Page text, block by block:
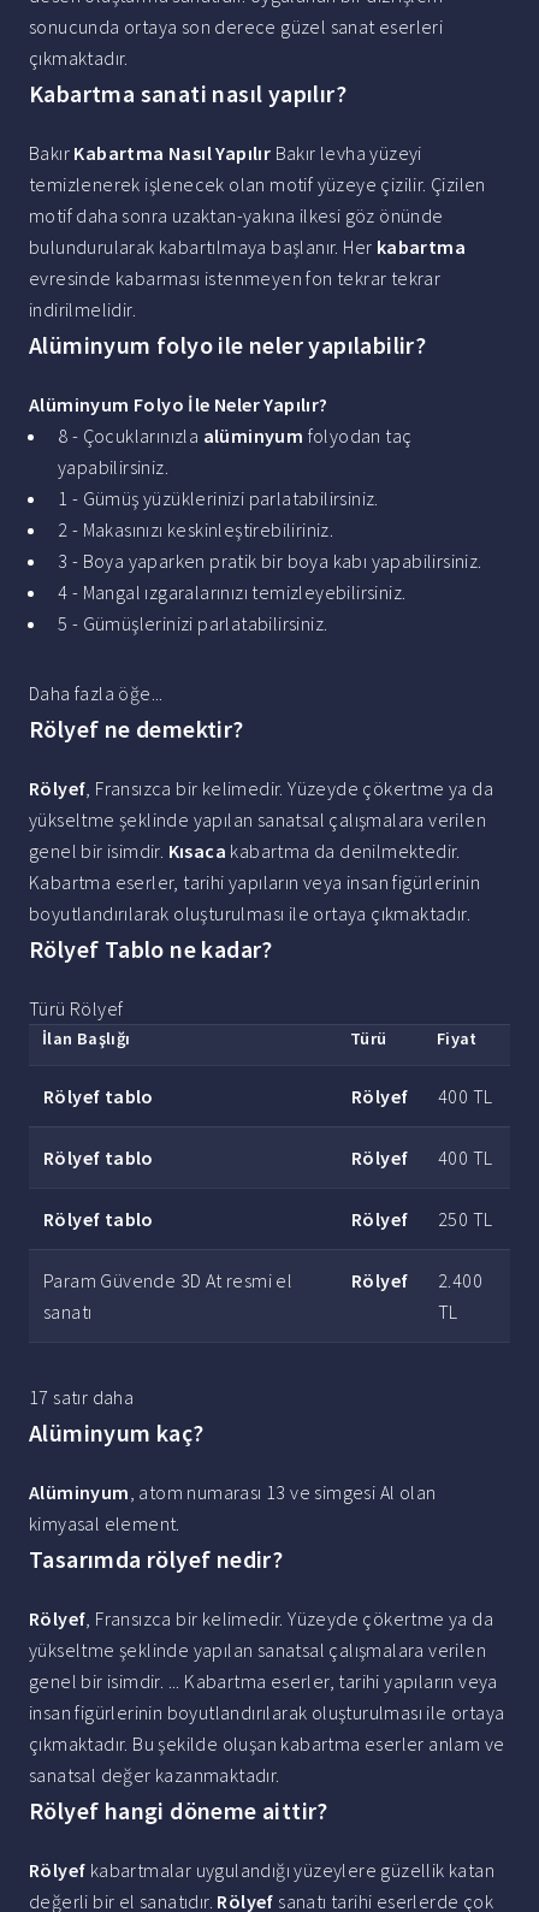
sonucunda ortaya son derece güzel sanat eserleri
çıkmaktadır.
Kabartma sanati nasıl yapılır?
Bakır Kabartma Nasıl Yapılır Bakır levha yüzeyi
temizlenerek işlenecek olan motif yüzeye çizilir. Çizilen
motif daha sonra uzaktan-yakına ilkesi göz önünde
bulundurularak kabartılmaya başlanır. Her kabartma
evresinde kabarması istenmeyen fon tekrar tekrar
indirilmelidir.
Alüminyum folyo ile neler yapılabilir?
Alüminyum Folyo İle NelerYapılır?
8 - Çocuklarınızla alüminyum folyodan taç
yapabilirsiniz.
1 - Gümüş yüzüklerinizi parlatabilirsiniz.
2 - Makasınızı keskinleştirebiliriniz.
3 - Boya yaparken pratik bir boya kabı yapabilirsiniz.
4 - Mangal ızgaralarınızı temizleyebilirsiniz.
5 - Gümüşlerinizi parlatabilirsiniz.
Daha fazla öğe...
Rölyef ne demektir?
Rölyef, Fransızca bir kelimedir. Yüzeyde çökertme ya da
yükseltme şeklinde yapılan sanatsal çalışmalara verilen
genel bir isimdir. Kısaca kabartma da denilmektedir.
Kabartma eserler, tarihi yapıların veya insan figürlerinin
boyutlandırılarak oluşturulması ile ortaya çıkmaktadır.
Rölyef Tablo ne kadar?
Türü Rölyef
İlan Başlığı Türü Fiyat
Rölyef tablo Rölyef 400 TL
Rölyef tablo Rölyef 400 TL
Rölyef tablo Rölyef 250 TL
Param Güvende 3D At resmi el
sanatı
Rölyef
2.400
TL
17 satır daha
Alüminyum kaç?
Alüminyum, atom numarası 13 ve simgesi Al olan
kimyasal element.
Tasarımda rölyef nedir?
Rölyef, Fransızca bir kelimedir. Yüzeyde çökertme ya da
yükseltme şeklinde yapılan sanatsal çalışmalara verilen
genel bir isimdir. ... Kabartma eserler, tarihi yapıların veya
insan figürlerinin boyutlandırılarak oluşturulması ile ortaya
çıkmaktadır. Bu şekilde oluşan kabartma eserler anlam ve
sanatsal değer kazanmaktadır.
Rölyef hangi döneme aittir?
Rölyef kabartmalar uygulandığı yüzeylere güzellik katan
değerli bir el sanatıdır. Rölyef sanatı tarihi eserlerde çok